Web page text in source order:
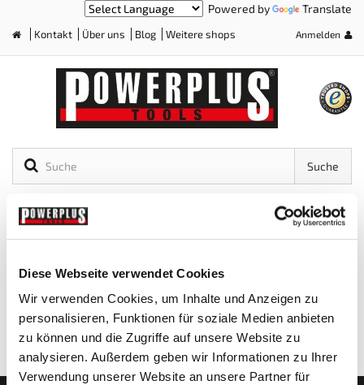
Diese Webseite verwendet Cookies
Wir verwenden Cookies, um Inhalte und Anzeigen zu
personalisieren, Funktionen für soziale Medien anbieten
zu können und die Zugriffe auf unsere Website zu
analysieren. Außerdem geben wir Informationen zu Ihrer
Verwendung unserer Website an unsere Partner für
Powered by Translate
Kontakt Über uns Blog Weitere shops Anmelden
Suche